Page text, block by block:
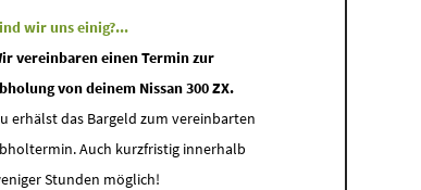
wir uns einig?...
vereinbaren einen Termin zur
von deinem Nissan 300 ZX.
erhälst das Bargeld zum vereinbarten
Auch kurzfristig innerhalb
Stunden möglich!